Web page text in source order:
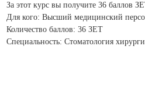
За этот курс вы получите 36 баллов
Для кого: Высший медицинский
Количество баллов: 36 ЗЕТ
Специальность: Стоматология